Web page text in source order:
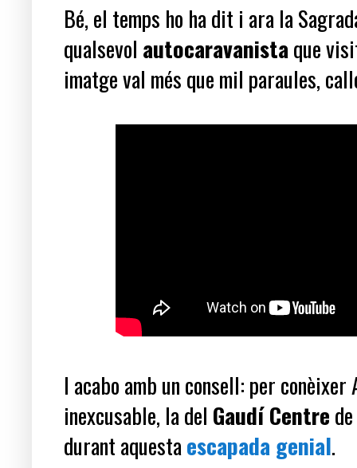
Bé, el temps ho ha dit i ara la
qualsevol autocaravanistaque
imatge val més que mil paraules,
I acabo amb un consell: per
inexcusable, la del Gaudí Centre
durant aquestaescapada genial.